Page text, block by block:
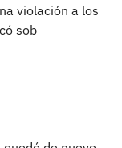
violación a los
sob